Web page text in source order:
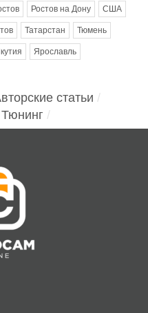
Ростов на Дону США
Татарстан Тюмень
Ярославль
статьи
Тюнинг